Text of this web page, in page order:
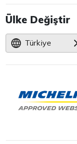
Ülke Değiştir
Türkiye